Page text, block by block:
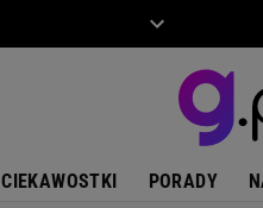
CIEKAWOSTKI PORADY